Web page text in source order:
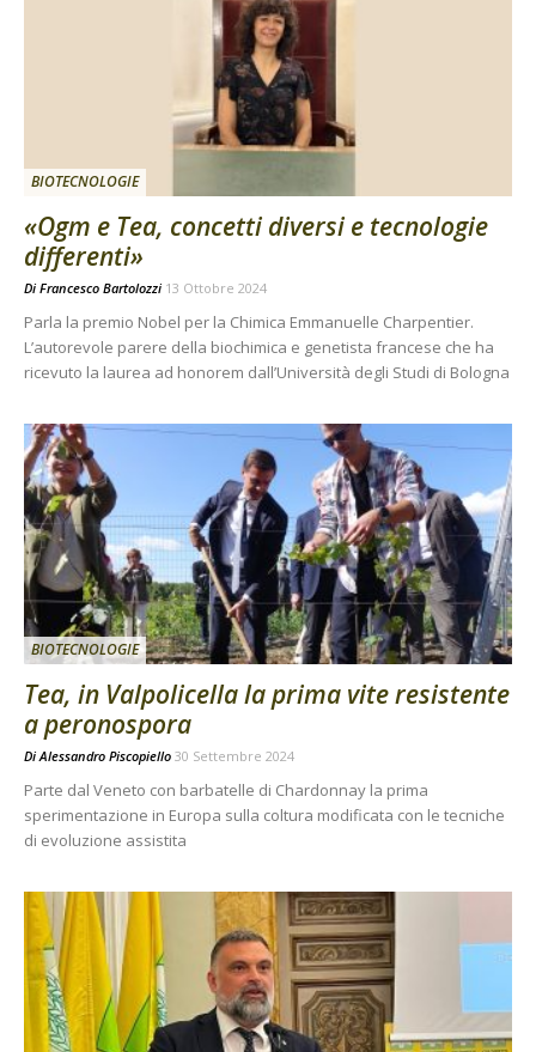
BIOTECNOLOGIE
«Ogm e Tea, concetti diversi e tecnologie
differenti»
Di Francesco Bartolozzi 13 Ottobre 2024
Parla la premio Nobel per la Chimica Emmanuelle Charpentier.
L’autorevole parere della biochimica e genetista francese che ha
ricevuto la laurea ad honorem dall’Università degli Studi di Bologna
BIOTECNOLOGIE
Tea, in Valpolicella la prima vite resistente
a peronospora
Di Alessandro Piscopiello 30 Settembre 2024
Parte dal Veneto con barbatelle di Chardonnay la prima
sperimentazione in Europa sulla coltura modificata con le tecniche
di evoluzione assistita